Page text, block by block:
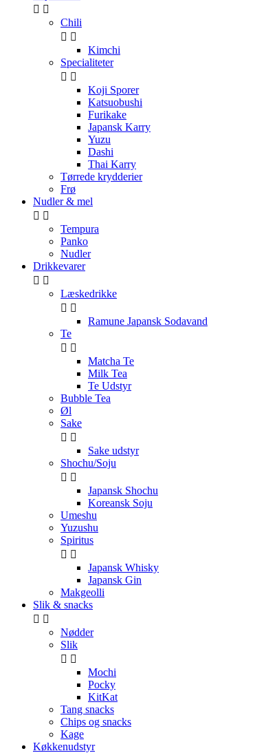
 
Chili
 
Kimchi
Specialiteter
 
Koji Sporer
Katsuobushi
Furikake
Japansk Karry
Yuzu
Dashi
Thai Karry
Tørrede krydderier
Frø
Nudler & mel
 
Tempura
Panko
Nudler
Drikkevarer
 
Læskedrikke
 
Ramune Japansk Sodavand
Te
 
Matcha Te
Milk Tea
Te Udstyr
Bubble Tea
Øl
Sake
 
Sake udstyr
Shochu/Soju
 
Japansk Shochu
Koreansk Soju
Umeshu
Yuzushu
Spiritus
 
Japansk Whisky
Japansk Gin
Makgeolli
Slik & snacks
 
Nødder
Slik
 
Mochi
Pocky
KitKat
Tang snacks
Chips og snacks
Kage
Køkkenudstyr